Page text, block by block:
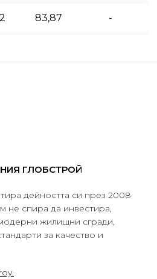
2 83,87 -
ГЛОБСТРОЙ
дейността си през 2008
не спира да инвестира,
жилищни сгради,
за качество и